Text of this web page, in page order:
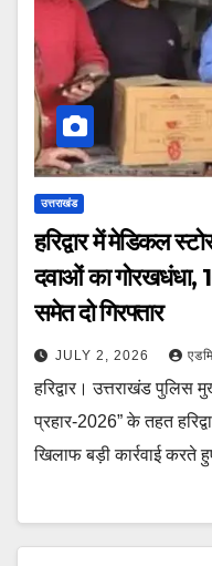
उत्तराखंड
हरिद्वार में मेडिकल
दवाओं का
समेत दो गिरफ्तार
JULY 2, 2026
हरिद्वार। उत्तराखंड पुलिस
प्रहार-2026” के तहत
खिलाफ बड़ी कार्रवाई करते